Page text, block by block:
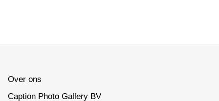
Over ons
Caption Photo Gallery BV